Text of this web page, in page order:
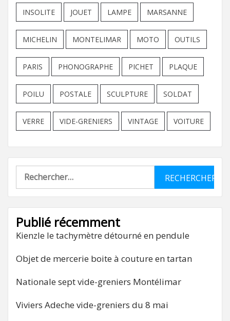
INSOLITE JOUET LAMPE MARSANNE
MICHELIN MONTELIMAR MOTO OUTILS
PARIS PHONOGRAPHE PICHET PLAQUE
POILU POSTALE SCULPTURE SOLDAT
VERRE VIDE-GRENIERS VINTAGE VOITURE
Rechercher :
Publié récemment
Kienzle le tachymètre détourné en pendule
Objet de mercerie boite à couture en tartan
Nationale sept vide-greniers Montélimar
Viviers Adeche vide-greniers du 8 mai